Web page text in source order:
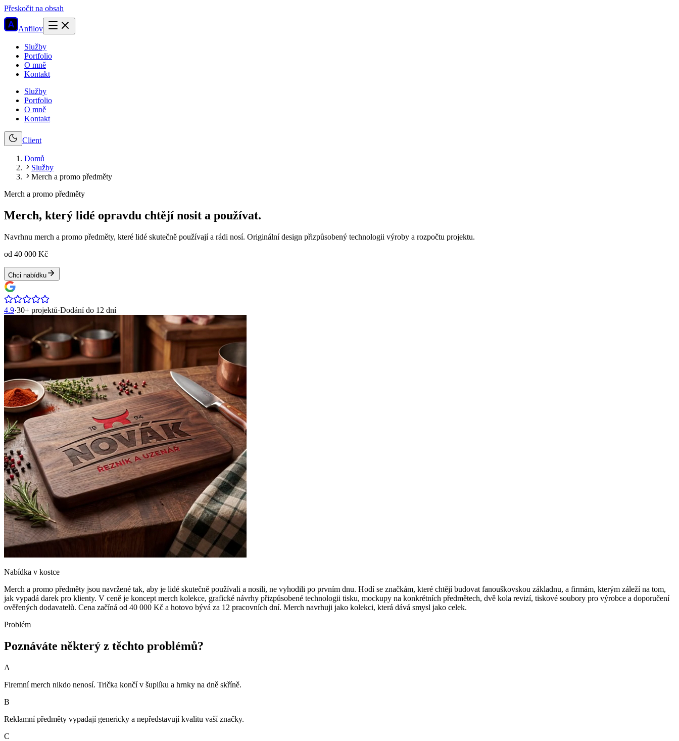
Přeskočit na obsah
Anfilov
Služby
Portfolio
O mně
Kontakt
Služby
Portfolio
O mně
Kontakt
Client
Domů
Služby
Merch a promo předměty
Merch a promo předměty
Merch, který lidé opravdu chtějí nosit a používat.
Navrhnu merch a promo předměty, které lidé skutečně používají a rádi nosí. Originální design přizpůsobený technologii výroby a rozpočtu projektu.
od 40 000 Kč
Chci nabídku
4.9·30+ projektů·Dodání do 12 dní
Nabídka v kostce
Merch a promo předměty jsou navržené tak, aby je lidé skutečně používali a nosili, ne vyhodili po prvním dnu. Hodí se značkám, které chtějí budovat fanouškovskou základnu, a firmám, kterým záleží na tom,
jak vypadá darek pro klienty. V ceně je koncept merch kolekce, grafické návrhy přizpůsobené technologii tisku, mockupy na konkrétních předmětech, dvě kola revizí, tiskové soubory pro výrobce a doporučení
ověřených dodavatelů. Cena začíná od 40 000 Kč a hotovo bývá za 12 pracovních dní. Merch navrhuji jako kolekci, která dává smysl jako celek.
Problém
Poznáváte některý z těchto problémů?
A
Firemní merch nikdo nenosí. Trička končí v šuplíku a hrnky na dně skříně.
B
Reklamní předměty vypadají genericky a nepředstavují kvalitu vaší značky.
C